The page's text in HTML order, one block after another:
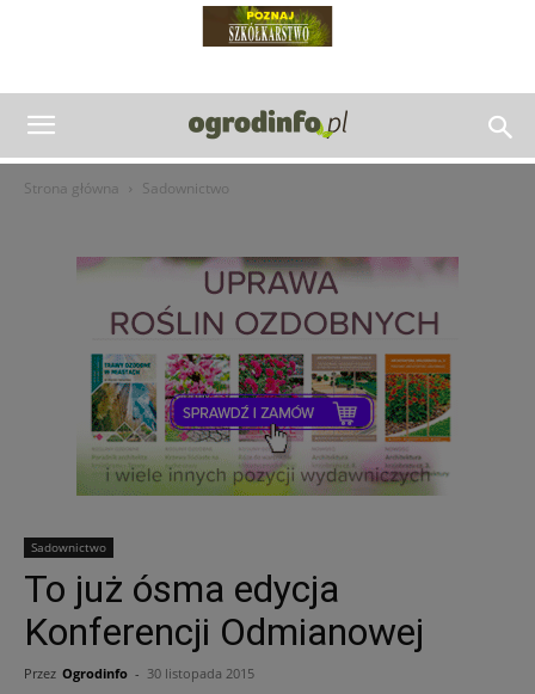
Strona główna Sadownictwo
Sadownictwo
To już ósma edycja
Konferencji Odmianowej
Przez Ogrodinfo - 30 listopada 2015